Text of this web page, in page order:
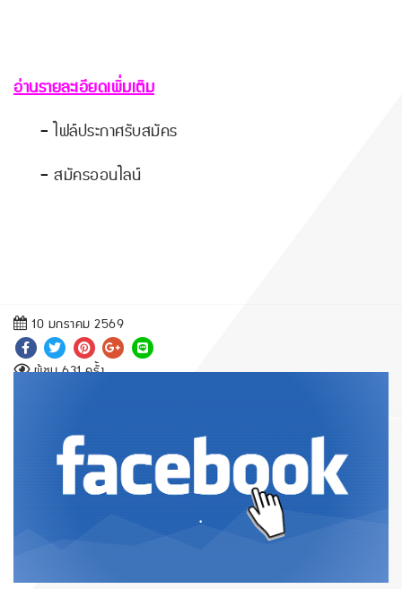
อ่านรายละเอียดเพิ่มเติม
-ไฟล์ประกาศรับสมัคร
- สมัครออนไลน์
10 มกราคม 2569
ผู้ชม 631 ครั้ง
.